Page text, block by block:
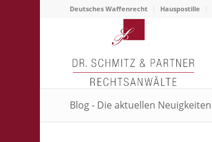
Deutsches Waffenrecht Hauspostille
Blog - Die aktuellen Neuigkeiten